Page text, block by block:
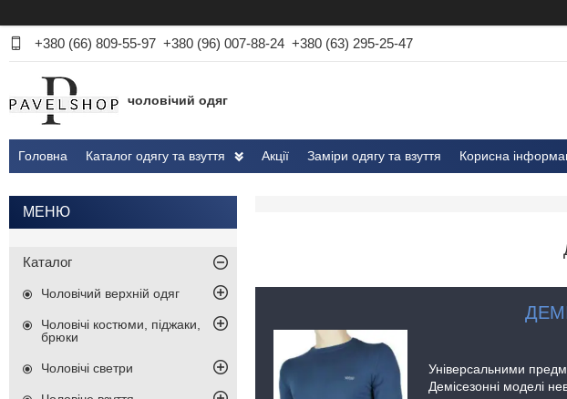
+380 (66) 809-55-97 +380 (96) 007-88-24 +380 (63) 295-25-47
чоловічий одяг
Головна Каталог одягу та взуття Акції Заміри одягу та взуття Корисна
Універсальними
Демісезонні моделі
Каталог
Чоловічий верхній одяг
Чоловічі костюми, піджаки,
брюки
Чоловічі светри